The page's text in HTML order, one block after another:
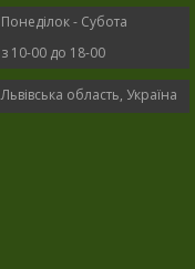
Понеділок - Субота
з 10-00 до 18-00
Львівська область, Україна